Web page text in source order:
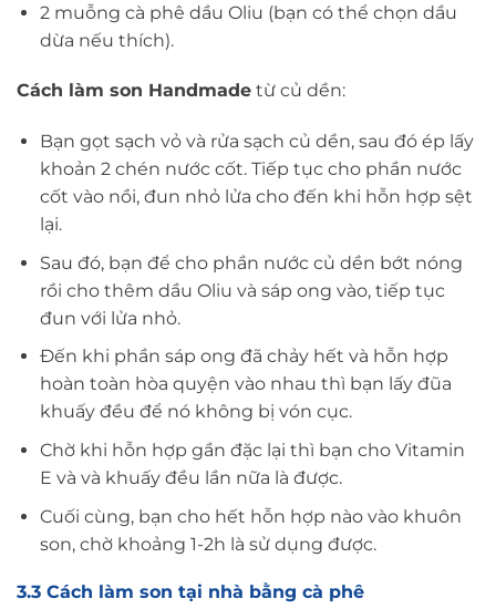
2 muỗng cà phê dầu Oliu (bạn có thể chọn dầu
dừa nếu thích).
Cách làm son Handmade từ củ dền:
Bạn gọt sạch vỏ và rửa sạch củ dền, sau đó ép lấy
khoản 2 chén nước cốt. Tiếp tục cho phần nước
cốt vào nồi, đun nhỏ lửa cho đến khi hỗn hợp sệt
lại.
Sau đó, bạn để cho phần nước củ dền bớt nóng
rồi cho thêm dầu Oliu và sáp ong vào, tiếp tục
đun với lửa nhỏ.
Đến khi phần sáp ong đã chảy hết và hỗn hợp
hoàn toàn hòa quyện vào nhau thì bạn lấy đũa
khuấy đều để nó không bị vón cục.
Chờ khi hỗn hợp gần đặc lại thì bạn cho Vitamin
E và và khuấy đều lần nữa là được.
Cuối cùng, bạn cho hết hỗn hợp nào vào khuôn
son, chờ khoảng 1-2h là sử dụng được.
3.3 Cách làm son tại nhà bằng cà phê